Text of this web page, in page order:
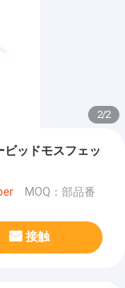
2/2
ッドモスフェッ
MOQ：部品番
接触